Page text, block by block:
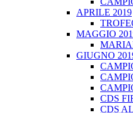
APRILE 2019
MAGGIO
GIUGNO
CDS
CDS